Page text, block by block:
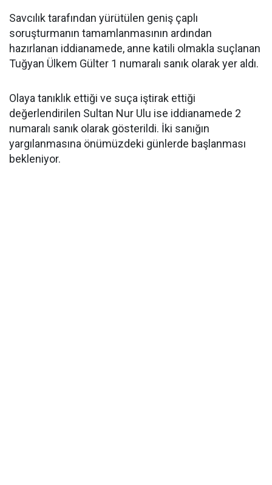
Savcılık tarafından yürütülen geniş çaplı
soruşturmanın tamamlanmasının ardından
hazırlanan iddianamede, anne katili olmakla suçlanan
Tuğyan Ülkem Gülter 1 numaralı sanık olarak yer aldı.
Olaya tanıklık ettiği ve suça iştirak ettiği
değerlendirilen Sultan Nur Ulu ise iddianamede 2
numaralı sanık olarak gösterildi. İki sanığın
yargılanmasına önümüzdeki günlerde başlanması
bekleniyor.